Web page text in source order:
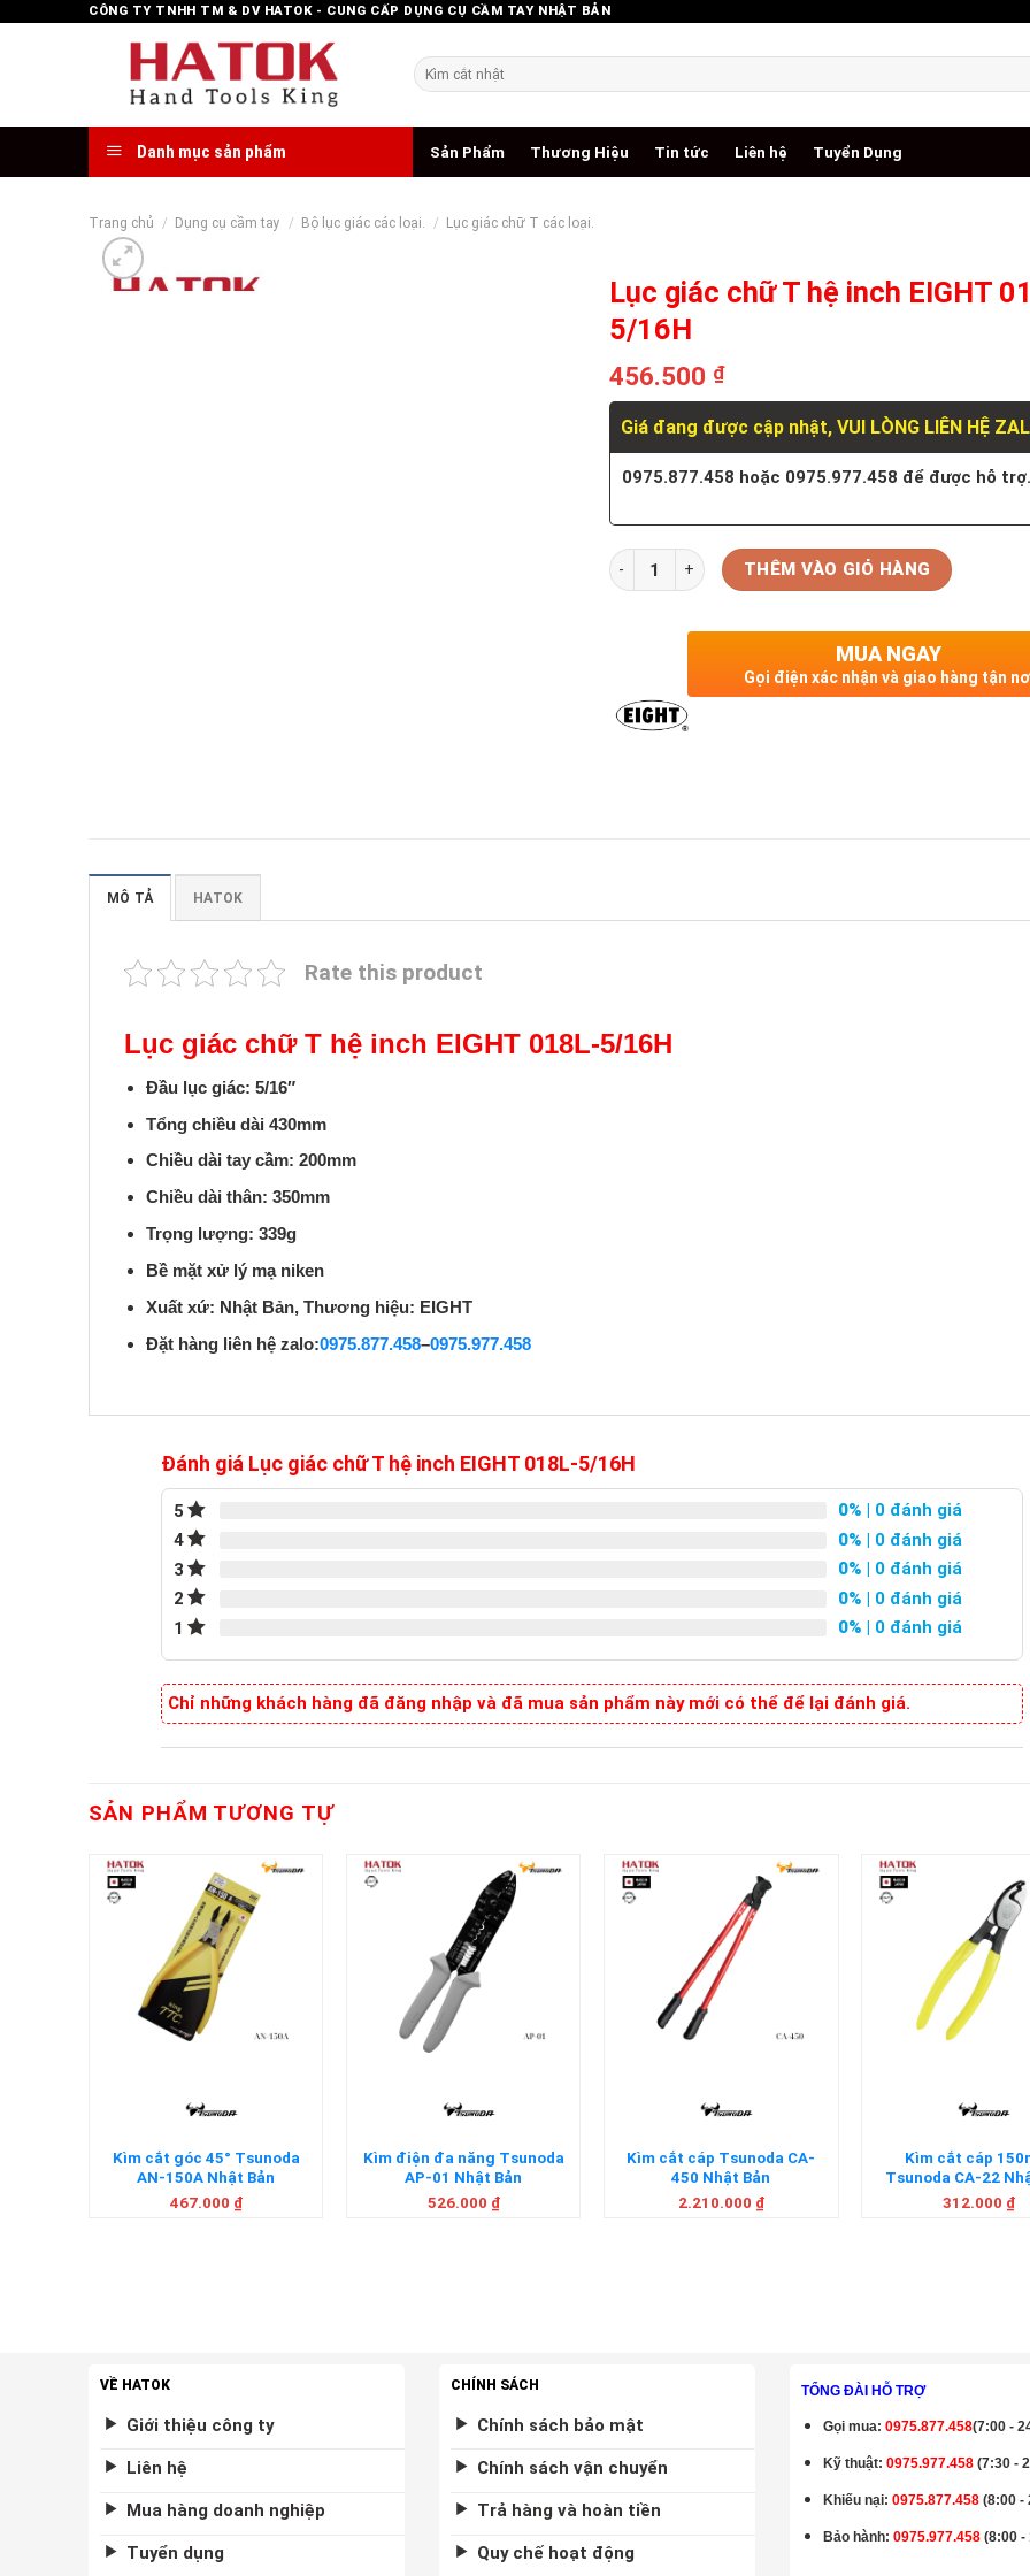
CÔNG TY TNHH TM & DV HATOK - CUNG CẤP DỤNG CỤ CẦM TAY NHẬT BẢN
Tìm
kiếm:
Danh mục sản phẩm Sản Phẩm Thương Hiệu Tin tức Liên hệ Tuyển Dụng
Trang chủ / Dụng cụ cầm tay / Bộ lục giác các loại. / Lục giác chữ T các loại.
Lục giác chữ T hệ inch EIGHT
5/16H
456.500 ₫
Giá đang được cập nhật, VUI LÒNG LIÊN HỆ
0975.877.458 hoặc 0975.977.458 để được hỗ
Số lượng THÊM VÀO GIỎ HÀNG
MUA NGAY
Gọi điện xác nhận và giao hàng tận
MÔ TẢ HATOK
Rate this product
Lục giác chữ T hệ inch EIGHT 018L-5/16H
Đầu lục giác: 5/16″
Tổng chiều dài 430mm
Chiều dài tay cầm: 200mm
Chiều dài thân: 350mm
Trọng lượng: 339g
Bề mặt xử lý mạ niken
Xuất xứ: Nhật Bản, Thương hiệu: EIGHT
Đặt hàng liên hệ zalo:0975.877.458–0975.977.458
Đánh giá Lục giác chữ T hệ inch EIGHT 018L-5/16H
5 0% | 0 đánh giá
4
0% | 0 đánh giá
3
0% | 0 đánh giá
2
0% | 0 đánh giá
1
0% | 0 đánh giá
Chỉ những khách hàng đã đăng nhập và đã mua sản phẩm này mới có thể để lại đánh giá.
SẢN PHẨM TƯƠNG TỰ
Kìm cắt góc 45° Tsunoda
AN-150A Nhật Bản
467.000 ₫
Kìm điện đa năng Tsunoda
AP-01 Nhật Bản
526.000 ₫
Kìm cắt cáp Tsunoda CA-
450 Nhật Bản
2.210.000 ₫
Kìm cắt cáp
Tsunoda CA-22
312.000 ₫
VỀ HATOK
Giới thiệu công ty
Liên hệ
Mua hàng doanh nghiệp
Tuyển dụng
CHÍNH SÁCH
Chính sách bảo mật
Chính sách vận chuyển
Trả hàng và hoàn tiền
Quy chế hoạt động
TỔNG ĐÀI HỖ TRỢ
Gọi mua:0975.877.458(7:00 -
Kỹ thuật:0975.977.458 (7:30 -
Khiếu nại: 0975.877.458 (8:00 -
Bảo hành:0975.977.458 (8:00 -